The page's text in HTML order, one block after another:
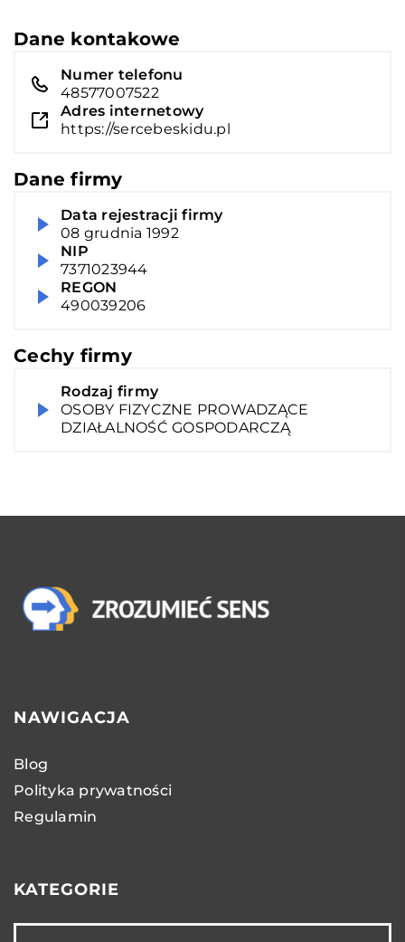
Dane kontakowe
Numer telefonu
48577007522
Adres internetowy
https://sercebeskidu.pl
Dane firmy
Data rejestracji firmy
08 grudnia 1992
NIP
7371023944
REGON
490039206
Cechy firmy
Rodzaj firmy
OSOBY FIZYCZNE PROWADZĄCE
DZIAŁALNOŚĆ GOSPODARCZĄ
NAWIGACJA
Blog
Polityka prywatności
Regulamin
KATEGORIE